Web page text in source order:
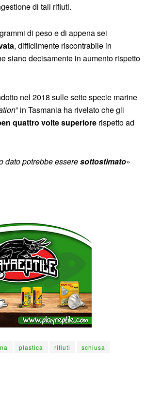
di tali rifiuti.
di peso e di appena sei
, difficilmente riscontrabile in
siano decisamente in aumento rispetto
nel 2018 sulle sette specie marine
” in Tasmania ha rivelato che gli
quattro volte superiore rispetto ad
dato potrebbe esseresottostimato»
plastica rifiuti
schiusa